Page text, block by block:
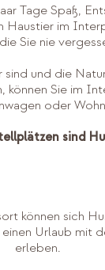
Tage Spaß,
Haustier im
Sie nie
sind und die
können Sie im
oder
sind
können sich
Urlaub mit
erleben.